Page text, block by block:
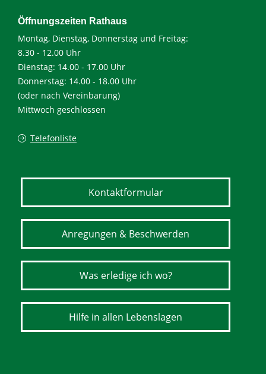
Öffnungszeiten Rathaus
Montag, Dienstag, Donnerstag und Freitag:
8.30 - 12.00 Uhr
Dienstag: 14.00 - 17.00 Uhr
Donnerstag: 14.00 - 18.00 Uhr
(oder nach Vereinbarung)
Mittwoch geschlossen
Telefonliste
Kontaktformular
Anregungen & Beschwerden
Was erledige ich wo?
Hilfe in allen Lebenslagen